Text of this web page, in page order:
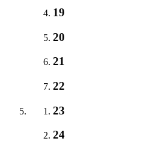
19
20
21
22
23
24